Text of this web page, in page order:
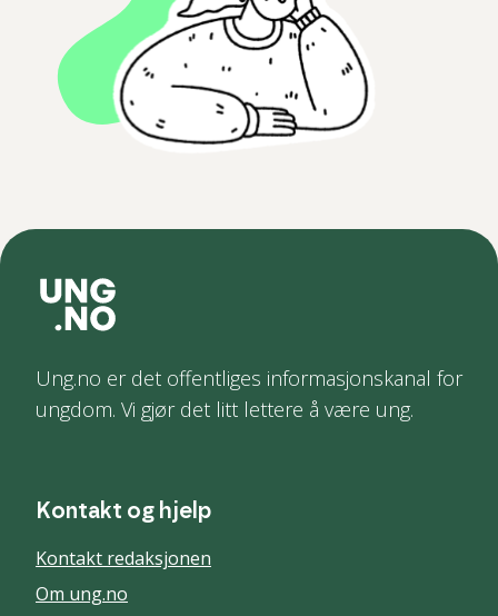
Ung.no er det offentliges informasjonskanal for
ungdom. Vi gjør det litt lettere å være ung.
Kontakt og hjelp
Kontakt redaksjonen
Om ung.no